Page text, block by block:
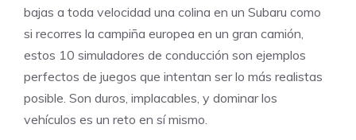
bajas a toda velocidad una colina en un Subaru como
si recorres la campiña europea en un gran camión,
estos 10 simuladores de conducción son ejemplos
perfectos de juegos que intentan ser lo más realistas
posible. Son duros, implacables, y dominar los
vehículos es un reto en sí mismo.